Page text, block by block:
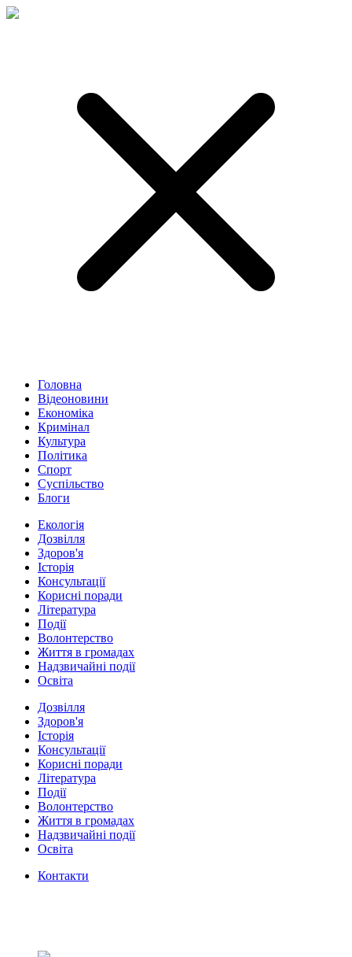
Головна
Відеоновини
Економіка
Кримінал
Культура
Політика
Спорт
Суспільство
Блоги
Екологія
Дозвілля
Здоров'я
Історія
Консультації
Корисні поради
Література
Події
Волонтерство
Життя в громадах
Надзвичайні події
Освіта
Дозвілля
Здоров'я
Історія
Консультації
Корисні поради
Література
Події
Волонтерство
Життя в громадах
Надзвичайні події
Освіта
Контакти